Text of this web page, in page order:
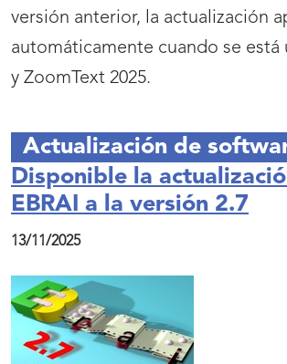
versión anterior, la actualización
automáticamente cuando se está
y ZoomText 2025.
Actualización de
Disponible la
EBRAI a la versión 2.7
13/11/2025